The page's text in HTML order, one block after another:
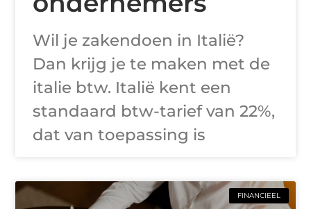
Wil je zakendoen in Italië?
Dan krijg je te maken met de
italie btw. Italië kent een
standaard btw-tarief van 22%,
dat van toepassing is
FINANCIEEL